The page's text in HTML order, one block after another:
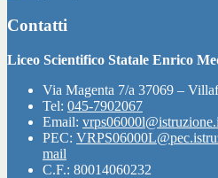
Contatti
Liceo Scientifico Statale Enrico
Via Magenta 7/a 37069 –
Tel: 045-7902067
Email:
PEC:
mail
C.F.: 80014060232